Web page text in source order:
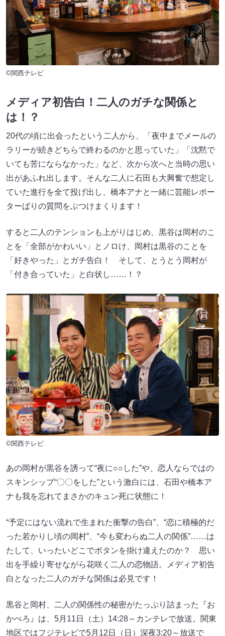
©関西テレビ
メディア初告白！二人のガチな関係と
は！？
20代の頃に出会ったという二人から、「夜中までメールの
ラリーが続きどちらで終わるのかと思っていた」「沈黙で
いても苦にならなかった」など、次から次へと当時の思い
出があふれ出します。そんな二人に石田も大興奮で想定し
ていた進行を全て投げ出し、橋本アナと一緒に芸能レポー
ターばりの質問をぶつけまくります！
すると二人のテンションも上がりはじめ、黒谷は岡村のこ
とを「全部がかわいい」とノロけ、岡村は黒谷のことを
「好きやった」とガチ告白！ そして、とうとう岡村が
「付き合っていた」と白状し……！？
©関西テレビ
あの岡村が黒谷を誘って“夜に○○した”や、恋人ならではの
スキンシップ“〇〇をした”という激白には、石田や橋本ア
ナも我を忘れてまさかのキュン死に状態に！
“予定にはない流れで生まれた衝撃の告白”、“恋に積極的だ
った若かりし頃の岡村”、“今も変わらぬ二人の関係”……は
たして、いったいどこでボタンを掛け違えたのか？ 思い
出を手繰り寄せながら花咲く二人の恋物語。メディア初告
白となった二人のガチな関係は必見です！
黒谷と岡村、二人の関係性の秘密がたっぷり詰まった『お
かべろ』は、5月11日（土）14:28～カンテレで放送。関東
地区ではフジテレビで5月12日（日）深夜3:20～放送で